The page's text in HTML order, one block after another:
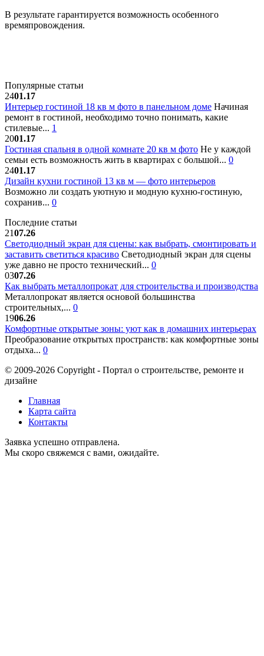
В результате гарантируется возможность особенного
времяпровождения.
Популярные статьи
2401.17
Интерьер гостиной 18 кв м фото в панельном доме Начиная
ремонт в гостиной, необходимо точно понимать, какие
стилевые... 1
2001.17
Гостиная спальня в одной комнате 20 кв м фото Не у каждой
семьи есть возможность жить в квартирах с большой... 0
2401.17
Дизайн кухни гостиной 13 кв м — фото интерьеров
Возможно ли создать уютную и модную кухню-гостиную,
сохранив... 0
Последние статьи
2107.26
Светодиодный экран для сцены: как выбрать, смонтировать и
заставить светиться красиво Светодиодный экран для сцены
уже давно не просто технический... 0
0307.26
Как выбрать металлопрокат для строительства и производства
Металлопрокат является основой большинства
строительных,... 0
1906.26
Комфортные открытые зоны: уют как в домашних интерьерах
Преобразование открытых пространств: как комфортные зоны
отдыха... 0
© 2009-2026 Copyright - Портал о строительстве, ремонте и
дизайне
Главная
Карта сайта
Контакты
Заявка успешно отправлена.
Мы скоро свяжемся с вами, ожидайте.